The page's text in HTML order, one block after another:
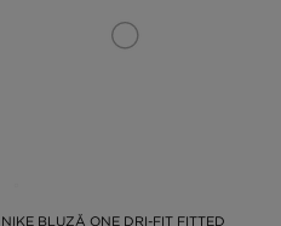
NIKE BLUZĂ ONE DRI-FIT FITTED